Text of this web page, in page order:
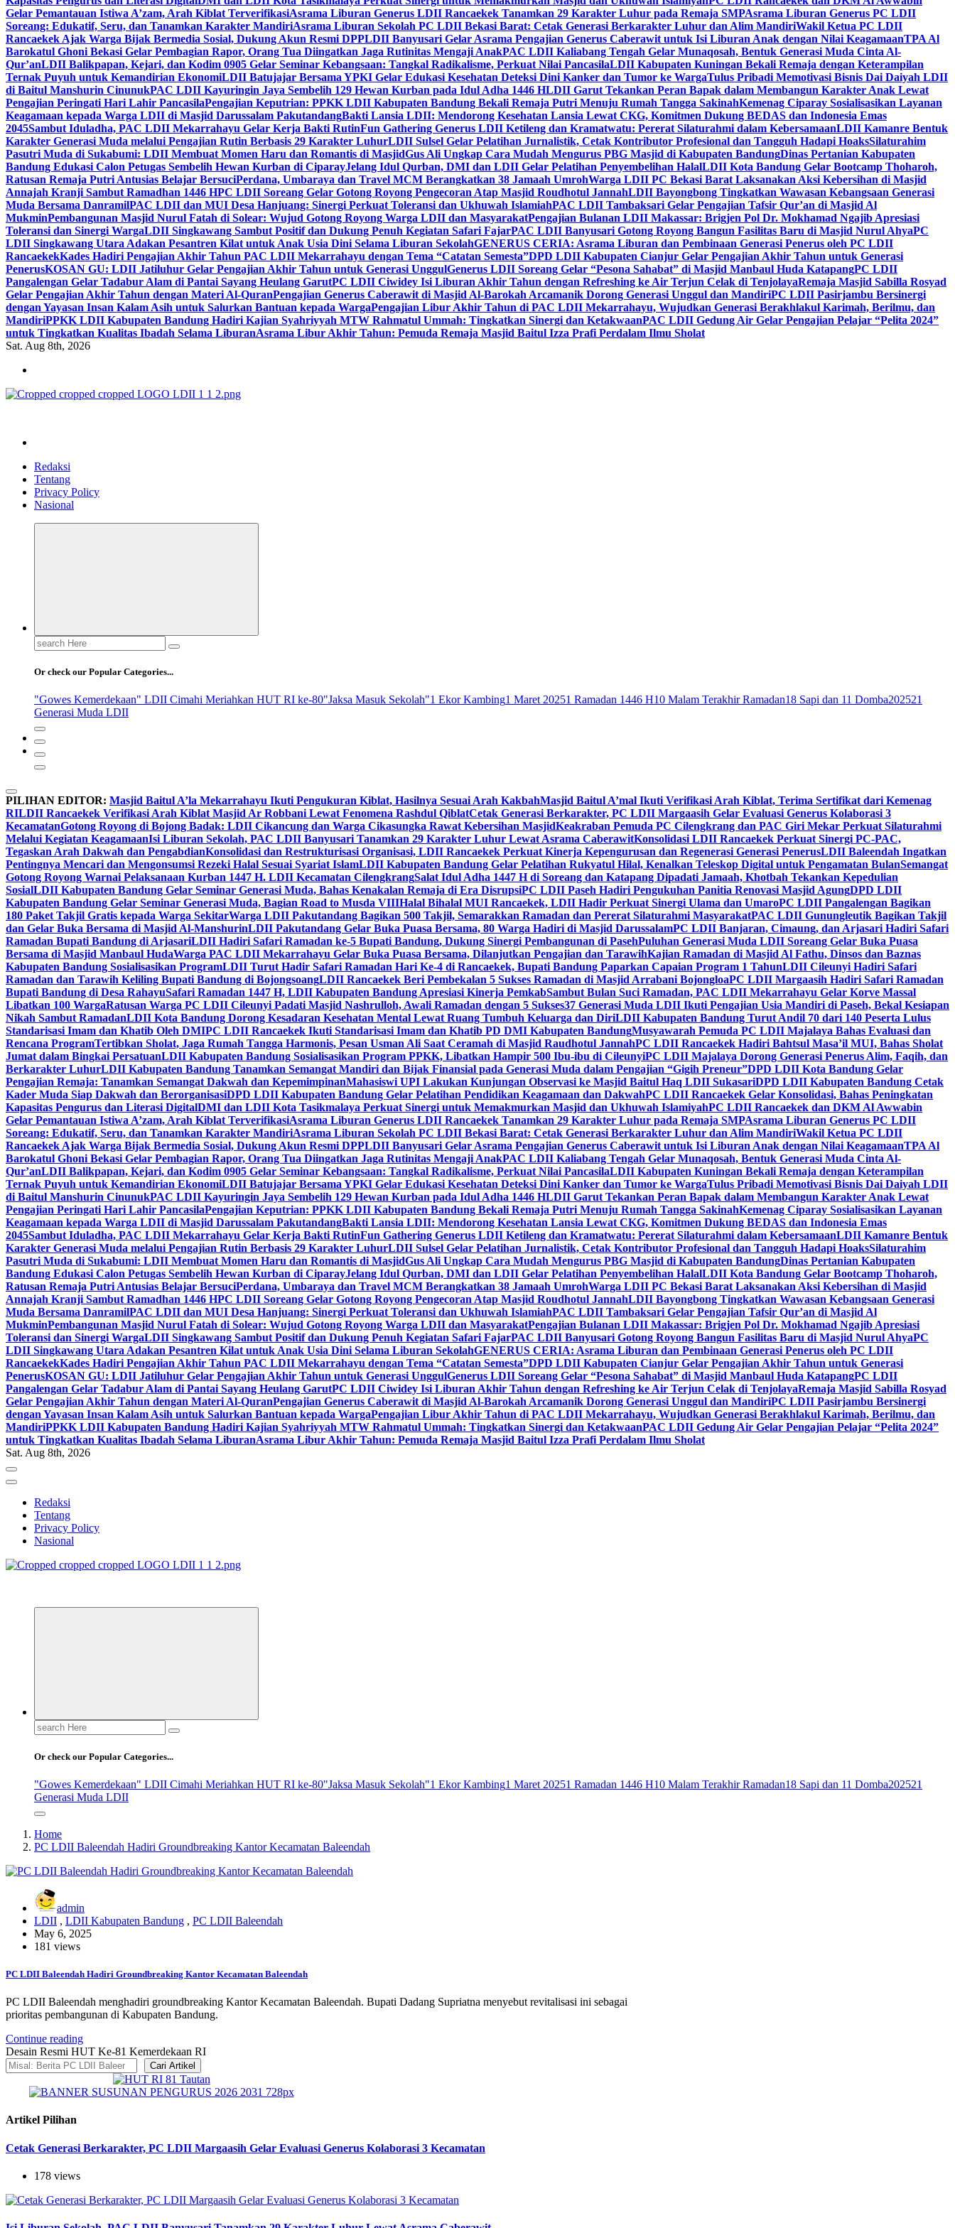
Gelar Pemantauan Istiwa A’zam, Arah Kiblat TerverifikasiAsrama Liburan Generus LDII Rancaekek Tanamkan 29 Karakter Luhur pada Remaja SMPAsrama Liburan Generus PC LDII
Soreang: Edukatif, Seru, dan Tanamkan Karakter MandiriAsrama Liburan Sekolah PC LDII Bekasi Barat: Cetak Generasi Berkarakter Luhur dan Alim MandiriWakil Ketua PC LDII
Rancaekek Ajak Warga Bijak Bermedia Sosial, Dukung Akun Resmi DPPLDII Banyusari Gelar Asrama Pengajian Generus Caberawit untuk Isi Liburan Anak dengan Nilai KeagamaanTPA Al
Barokatul Ghoni Bekasi Gelar Pembagian Rapor, Orang Tua Diingatkan Jaga Rutinitas Mengaji AnakPAC LDII Kaliabang Tengah Gelar Munaqosah, Bentuk Generasi Muda Cinta Al-
Qur’anLDII Balikpapan, Kejari, dan Kodim 0905 Gelar Seminar Kebangsaan: Tangkal Radikalisme, Perkuat Nilai PancasilaLDII Kabupaten Kuningan Bekali Remaja dengan Keterampilan
Ternak Puyuh untuk Kemandirian EkonomiLDII Batujajar Bersama YPKI Gelar Edukasi Kesehatan Deteksi Dini Kanker dan Tumor ke WargaTulus Pribadi Memotivasi Bisnis Dai Daiyah LDII
di Baitul Manshurin CinunukPAC LDII Kayuringin Jaya Sembelih 129 Hewan Kurban pada Idul Adha 1446 HLDII Garut Tekankan Peran Bapak dalam Membangun Karakter Anak Lewat
Pengajian Peringati Hari Lahir PancasilaPengajian Keputrian: PPKK LDII Kabupaten Bandung Bekali Remaja Putri Menuju Rumah Tangga SakinahKemenag Ciparay Sosialisasikan Layanan
Keagamaan kepada Warga LDII di Masjid Darussalam PakutandangBakti Lansia LDII: Mendorong Kesehatan Lansia Lewat CKG, Komitmen Dukung BEDAS dan Indonesia Emas
2045Sambut Iduladha, PAC LDII Mekarrahayu Gelar Kerja Bakti RutinFun Gathering Generus LDII Ketileng dan Kramatwatu: Pererat Silaturahmi dalam KebersamaanLDII Kamanre Bentuk
Karakter Generasi Muda melalui Pengajian Rutin Berbasis 29 Karakter LuhurLDII Sulsel Gelar Pelatihan Jurnalistik, Cetak Kontributor Profesional dan Tangguh Hadapi HoaksSilaturahim
Pasutri Muda di Sukabumi: LDII Membuat Momen Haru dan Romantis di MasjidGus Ali Ungkap Cara Mudah Mengurus PBG Masjid di Kabupaten BandungDinas Pertanian Kabupaten
Bandung Edukasi Calon Petugas Sembelih Hewan Kurban di CiparayJelang Idul Qurban, DMI dan LDII Gelar Pelatihan Penyembelihan HalalLDII Kota Bandung Gelar Bootcamp Thoharoh,
Ratusan Remaja Putri Antusias Belajar BersuciPerdana, Umbaraya dan Travel MCM Berangkatkan 38 Jamaah UmrohWarga LDII PC Bekasi Barat Laksanakan Aksi Kebersihan di Masjid
Annajah Kranji Sambut Ramadhan 1446 HPC LDII Soreang Gelar Gotong Royong Pengecoran Atap Masjid Roudhotul JannahLDII Bayongbong Tingkatkan Wawasan Kebangsaan Generasi
Muda Bersama DanramilPAC LDII dan MUI Desa Hanjuang: Sinergi Perkuat Toleransi dan Ukhuwah IslamiahPAC LDII Tambaksari Gelar Pengajian Tafsir Qur’an di Masjid Al
MukminPembangunan Masjid Nurul Fatah di Solear: Wujud Gotong Royong Warga LDII dan MasyarakatPengajian Bulanan LDII Makassar: Brigjen Pol Dr. Mokhamad Ngajib Apresiasi
Toleransi dan Sinergi WargaLDII Singkawang Sambut Positif dan Dukung Penuh Kegiatan Safari FajarPAC LDII Banyusari Gotong Royong Bangun Fasilitas Baru di Masjid Nurul AhyaPC
LDII Singkawang Utara Adakan Pesantren Kilat untuk Anak Usia Dini Selama Liburan SekolahGENERUS CERIA: Asrama Liburan dan Pembinaan Generasi Penerus oleh PC LDII
RancaekekKades Hadiri Pengajian Akhir Tahun PAC LDII Mekarrahayu dengan Tema “Catatan Semesta”DPD LDII Kabupaten Cianjur Gelar Pengajian Akhir Tahun untuk Generasi
PenerusKOSAN GU: LDII Jatiluhur Gelar Pengajian Akhir Tahun untuk Generasi UnggulGenerus LDII Soreang Gelar “Pesona Sahabat” di Masjid Manbaul Huda KatapangPC LDII
Pangalengan Gelar Tadabur Alam di Pantai Sayang Heulang GarutPC LDII Ciwidey Isi Liburan Akhir Tahun dengan Refreshing ke Air Terjun Celak di TenjolayaRemaja Masjid Sabilla Rosyad
Gelar Pengajian Akhir Tahun dengan Materi Al-QuranPengajian Generus Caberawit di Masjid Al-Barokah Arcamanik Dorong Generasi Unggul dan MandiriPC LDII Pasirjambu Bersinergi
dengan Yayasan Insan Kalam Asih untuk Salurkan Bantuan kepada WargaPengajian Libur Akhir Tahun di PAC LDII Mekarrahayu, Wujudkan Generasi Berakhlakul Karimah, Berilmu, dan
MandiriPPKK LDII Kabupaten Bandung Hadiri Kajian Syahriyyah MTW Rahmatul Ummah: Tingkatkan Sinergi dan KetakwaanPAC LDII Gedung Air Gelar Pengajian Pelajar “Pelita 2024”
untuk Tingkatkan Kualitas Ibadah Selama LiburanAsrama Libur Akhir Tahun: Pemuda Remaja Masjid Baitul Izza Prafi Perdalam Ilmu Sholat
Sat. Aug 8th, 2026
Redaksi
Tentang
Privacy Policy
Nasional
Search
for:
Or check our Popular Categories...
"Gowes Kemerdekaan" LDII Cimahi Meriahkan HUT RI ke-80"Jaksa Masuk Sekolah"1 Ekor Kambing1 Maret 20251 Ramadan 1446 H10 Malam Terakhir Ramadan18 Sapi dan 11 Domba202521
Generasi Muda LDII
PILIHAN EDITOR: Masjid Baitul A’la Mekarrahayu Ikuti Pengukuran Kiblat, Hasilnya Sesuai Arah KakbahMasjid Baitul A’mal Ikuti Verifikasi Arah Kiblat, Terima Sertifikat dari Kemenag
RILDII Rancaekek Verifikasi Arah Kiblat Masjid Ar Robbani Lewat Fenomena Rashdul QiblatCetak Generasi Berkarakter, PC LDII Margaasih Gelar Evaluasi Generus Kolaborasi 3
KecamatanGotong Royong di Bojong Badak: LDII Cikancung dan Warga Cikasungka Rawat Kebersihan MasjidKeakraban Pemuda PC Cilengkrang dan PAC Giri Mekar Perkuat Silaturahmi
Melalui Kegiatan KeagamaanIsi Liburan Sekolah, PAC LDII Banyusari Tanamkan 29 Karakter Luhur Lewat Asrama CaberawitKonsolidasi LDII Rancaekek Perkuat Sinergi PC-PAC,
Tegaskan Arah Dakwah dan PengabdianKonsolidasi dan Restrukturisasi Organisasi, LDII Rancaekek Perkuat Kinerja Kepengurusan dan Regenerasi Generasi PenerusLDII Baleendah Ingatkan
Pentingnya Mencari dan Mengonsumsi Rezeki Halal Sesuai Syariat IslamLDII Kabupaten Bandung Gelar Pelatihan Rukyatul Hilal, Kenalkan Teleskop Digital untuk Pengamatan BulanSemangat
Gotong Royong Warnai Pelaksanaan Kurban 1447 H. LDII Kecamatan CilengkrangSalat Idul Adha 1447 H di Soreang dan Katapang Dipadati Jamaah, Khotbah Tekankan Kepedulian
SosialLDII Kabupaten Bandung Gelar Seminar Generasi Muda, Bahas Kenakalan Remaja di Era DisrupsiPC LDII Paseh Hadiri Pengukuhan Panitia Renovasi Masjid AgungDPD LDII
Kabupaten Bandung Gelar Seminar Generasi Muda, Bagian Road to Musda VIIIHalal Bihalal MUI Rancaekek, LDII Hadir Perkuat Sinergi Ulama dan UmaroPC LDII Pangalengan Bagikan
180 Paket Takjil Gratis kepada Warga SekitarWarga LDII Pakutandang Bagikan 500 Takjil, Semarakkan Ramadan dan Pererat Silaturahmi MasyarakatPAC LDII Gunungleutik Bagikan Takjil
dan Gelar Buka Bersama di Masjid Al-ManshurinLDII Pakutandang Gelar Buka Puasa Bersama, 80 Warga Hadiri di Masjid DarussalamPC LDII Banjaran, Cimaung, dan Arjasari Hadiri Safari
Ramadan Bupati Bandung di ArjasariLDII Hadiri Safari Ramadan ke-5 Bupati Bandung, Dukung Sinergi Pembangunan di PasehPuluhan Generasi Muda LDII Soreang Gelar Buka Puasa
Bersama di Masjid Manbaul HudaWarga PAC LDII Mekarrahayu Gelar Buka Puasa Bersama, Dilanjutkan Pengajian dan TarawihKajian Ramadan di Masjid Al Fathu, Dinsos dan Baznas
Kabupaten Bandung Sosialisasikan ProgramLDII Turut Hadir Safari Ramadan Hari Ke-4 di Rancaekek, Bupati Bandung Paparkan Capaian Program 1 TahunLDII Cileunyi Hadiri Safari
Ramadan dan Tarawih Keliling Bupati Bandung di BojongsoangLDII Rancaekek Beri Pembekalan 5 Sukses Ramadan di Masjid Arrabani BojongloaPC LDII Margaasih Hadiri Safari Ramadan
Bupati Bandung di Desa RahayuSafari Ramadan 1447 H, LDII Kabupaten Bandung Apresiasi Kinerja PemkabSambut Bulan Suci Ramadan, PAC LDII Mekarrahayu Gelar Korve Massal
Libatkan 100 WargaRatusan Warga PC LDII Cileunyi Padati Masjid Nashrulloh, Awali Ramadan dengan 5 Sukses37 Generasi Muda LDII Ikuti Pengajian Usia Mandiri di Paseh, Bekal Kesiapan
Nikah Sambut RamadanLDII Kota Bandung Dorong Kesadaran Kesehatan Mental Lewat Ruang Tumbuh Keluarga dan DiriLDII Kabupaten Bandung Turut Andil 70 dari 140 Peserta Lulus
Standarisasi Imam dan Khatib Oleh DMIPC LDII Rancaekek Ikuti Standarisasi Imam dan Khatib PD DMI Kabupaten BandungMusyawarah Pemuda PC LDII Majalaya Bahas Evaluasi dan
Rencana ProgramTertibkan Sholat, Jaga Rumah Tangga Harmonis, Pesan Usman Ali Saat Ceramah di Masjid Raudhotul JannahPC LDII Rancaekek Hadiri Bahtsul Masa’il MUI, Bahas Sholat
Jumat dalam Bingkai PersatuanLDII Kabupaten Bandung Sosialisasikan Program PPKK, Libatkan Hampir 500 Ibu-ibu di CileunyiPC LDII Majalaya Dorong Generasi Penerus Alim, Faqih, dan
Berkarakter LuhurLDII Kabupaten Bandung Tanamkan Semangat Mandiri dan Bijak Finansial pada Generasi Muda dalam Pengajian “Gigih Preneur”DPD LDII Kota Bandung Gelar
Pengajian Remaja: Tanamkan Semangat Dakwah dan KepemimpinanMahasiswi UPI Lakukan Kunjungan Observasi ke Masjid Baitul Haq LDII SukasariDPD LDII Kabupaten Bandung Cetak
Kader Muda Siap Dakwah dan BerorganisasiDPD LDII Kabupaten Bandung Gelar Pelatihan Pendidikan Keagamaan dan DakwahPC LDII Rancaekek Gelar Konsolidasi, Bahas Peningkatan
Kapasitas Pengurus dan Literasi DigitalDMI dan LDII Kota Tasikmalaya Perkuat Sinergi untuk Memakmurkan Masjid dan Ukhuwah IslamiyahPC LDII Rancaekek dan DKM Al Awwabin
Gelar Pemantauan Istiwa A’zam, Arah Kiblat TerverifikasiAsrama Liburan Generus LDII Rancaekek Tanamkan 29 Karakter Luhur pada Remaja SMPAsrama Liburan Generus PC LDII
Soreang: Edukatif, Seru, dan Tanamkan Karakter MandiriAsrama Liburan Sekolah PC LDII Bekasi Barat: Cetak Generasi Berkarakter Luhur dan Alim MandiriWakil Ketua PC LDII
Rancaekek Ajak Warga Bijak Bermedia Sosial, Dukung Akun Resmi DPPLDII Banyusari Gelar Asrama Pengajian Generus Caberawit untuk Isi Liburan Anak dengan Nilai KeagamaanTPA Al
Barokatul Ghoni Bekasi Gelar Pembagian Rapor, Orang Tua Diingatkan Jaga Rutinitas Mengaji AnakPAC LDII Kaliabang Tengah Gelar Munaqosah, Bentuk Generasi Muda Cinta Al-
Qur’anLDII Balikpapan, Kejari, dan Kodim 0905 Gelar Seminar Kebangsaan: Tangkal Radikalisme, Perkuat Nilai PancasilaLDII Kabupaten Kuningan Bekali Remaja dengan Keterampilan
Ternak Puyuh untuk Kemandirian EkonomiLDII Batujajar Bersama YPKI Gelar Edukasi Kesehatan Deteksi Dini Kanker dan Tumor ke WargaTulus Pribadi Memotivasi Bisnis Dai Daiyah LDII
di Baitul Manshurin CinunukPAC LDII Kayuringin Jaya Sembelih 129 Hewan Kurban pada Idul Adha 1446 HLDII Garut Tekankan Peran Bapak dalam Membangun Karakter Anak Lewat
Pengajian Peringati Hari Lahir PancasilaPengajian Keputrian: PPKK LDII Kabupaten Bandung Bekali Remaja Putri Menuju Rumah Tangga SakinahKemenag Ciparay Sosialisasikan Layanan
Keagamaan kepada Warga LDII di Masjid Darussalam PakutandangBakti Lansia LDII: Mendorong Kesehatan Lansia Lewat CKG, Komitmen Dukung BEDAS dan Indonesia Emas
2045Sambut Iduladha, PAC LDII Mekarrahayu Gelar Kerja Bakti RutinFun Gathering Generus LDII Ketileng dan Kramatwatu: Pererat Silaturahmi dalam KebersamaanLDII Kamanre Bentuk
Karakter Generasi Muda melalui Pengajian Rutin Berbasis 29 Karakter LuhurLDII Sulsel Gelar Pelatihan Jurnalistik, Cetak Kontributor Profesional dan Tangguh Hadapi HoaksSilaturahim
Pasutri Muda di Sukabumi: LDII Membuat Momen Haru dan Romantis di MasjidGus Ali Ungkap Cara Mudah Mengurus PBG Masjid di Kabupaten BandungDinas Pertanian Kabupaten
Bandung Edukasi Calon Petugas Sembelih Hewan Kurban di CiparayJelang Idul Qurban, DMI dan LDII Gelar Pelatihan Penyembelihan HalalLDII Kota Bandung Gelar Bootcamp Thoharoh,
Ratusan Remaja Putri Antusias Belajar BersuciPerdana, Umbaraya dan Travel MCM Berangkatkan 38 Jamaah UmrohWarga LDII PC Bekasi Barat Laksanakan Aksi Kebersihan di Masjid
Annajah Kranji Sambut Ramadhan 1446 HPC LDII Soreang Gelar Gotong Royong Pengecoran Atap Masjid Roudhotul JannahLDII Bayongbong Tingkatkan Wawasan Kebangsaan Generasi
Muda Bersama DanramilPAC LDII dan MUI Desa Hanjuang: Sinergi Perkuat Toleransi dan Ukhuwah IslamiahPAC LDII Tambaksari Gelar Pengajian Tafsir Qur’an di Masjid Al
MukminPembangunan Masjid Nurul Fatah di Solear: Wujud Gotong Royong Warga LDII dan MasyarakatPengajian Bulanan LDII Makassar: Brigjen Pol Dr. Mokhamad Ngajib Apresiasi
Toleransi dan Sinergi WargaLDII Singkawang Sambut Positif dan Dukung Penuh Kegiatan Safari FajarPAC LDII Banyusari Gotong Royong Bangun Fasilitas Baru di Masjid Nurul AhyaPC
LDII Singkawang Utara Adakan Pesantren Kilat untuk Anak Usia Dini Selama Liburan SekolahGENERUS CERIA: Asrama Liburan dan Pembinaan Generasi Penerus oleh PC LDII
RancaekekKades Hadiri Pengajian Akhir Tahun PAC LDII Mekarrahayu dengan Tema “Catatan Semesta”DPD LDII Kabupaten Cianjur Gelar Pengajian Akhir Tahun untuk Generasi
PenerusKOSAN GU: LDII Jatiluhur Gelar Pengajian Akhir Tahun untuk Generasi UnggulGenerus LDII Soreang Gelar “Pesona Sahabat” di Masjid Manbaul Huda KatapangPC LDII
Pangalengan Gelar Tadabur Alam di Pantai Sayang Heulang GarutPC LDII Ciwidey Isi Liburan Akhir Tahun dengan Refreshing ke Air Terjun Celak di TenjolayaRemaja Masjid Sabilla Rosyad
Gelar Pengajian Akhir Tahun dengan Materi Al-QuranPengajian Generus Caberawit di Masjid Al-Barokah Arcamanik Dorong Generasi Unggul dan MandiriPC LDII Pasirjambu Bersinergi
dengan Yayasan Insan Kalam Asih untuk Salurkan Bantuan kepada WargaPengajian Libur Akhir Tahun di PAC LDII Mekarrahayu, Wujudkan Generasi Berakhlakul Karimah, Berilmu, dan
MandiriPPKK LDII Kabupaten Bandung Hadiri Kajian Syahriyyah MTW Rahmatul Ummah: Tingkatkan Sinergi dan KetakwaanPAC LDII Gedung Air Gelar Pengajian Pelajar “Pelita 2024”
untuk Tingkatkan Kualitas Ibadah Selama LiburanAsrama Libur Akhir Tahun: Pemuda Remaja Masjid Baitul Izza Prafi Perdalam Ilmu Sholat
Sat. Aug 8th, 2026
Redaksi
Tentang
Privacy Policy
Nasional
Search
for:
Or check our Popular Categories...
"Gowes Kemerdekaan" LDII Cimahi Meriahkan HUT RI ke-80"Jaksa Masuk Sekolah"1 Ekor Kambing1 Maret 20251 Ramadan 1446 H10 Malam Terakhir Ramadan18 Sapi dan 11 Domba202521
Generasi Muda LDII
Home
PC LDII Baleendah Hadiri Groundbreaking Kantor Kecamatan Baleendah
admin
LDII , LDII Kabupaten Bandung , PC LDII Baleendah
May 6, 2025
181 views
PC LDII Baleendah Hadiri Groundbreaking Kantor Kecamatan Baleendah
PC LDII Baleendah menghadiri groundbreaking Kantor Kecamatan Baleendah. Bupati Dadang Supriatna menyebut revitalisasi ini sebagai
prioritas pembangunan di Kabupaten Bandung.
Continue reading
Desain Resmi HUT Ke-81 Kemerdekaan RI
Cari Artikel
Artikel Pilihan
Cetak Generasi Berkarakter, PC LDII Margaasih Gelar Evaluasi Generus Kolaborasi 3 Kecamatan
178 views